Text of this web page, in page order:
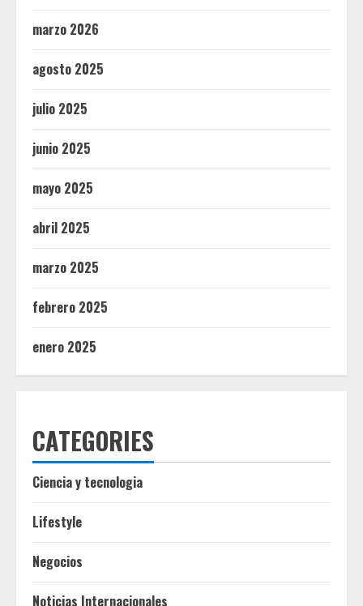
marzo 2026
agosto 2025
julio 2025
junio 2025
mayo 2025
abril 2025
marzo 2025
febrero 2025
enero 2025
CATEGORIES
Ciencia y tecnologia
Lifestyle
Negocios
Noticias Internacionales